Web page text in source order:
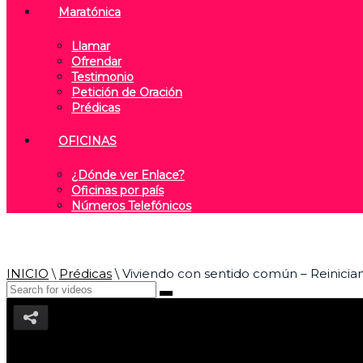
Maratónica
Llamar
Ofrendar
Testimonio
Petición de Oración
Prédicas
OFICINAS
¿Dónde ver Enlace?
Oficinas por país
Números Telefónicos
INICIO \ Prédicas\ Viviendo con sentido común –